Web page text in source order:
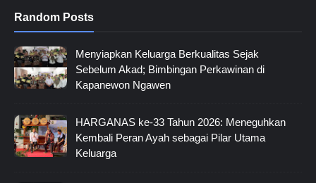
Random Posts
Menyiapkan Keluarga Berkualitas Sejak
Sebelum Akad; Bimbingan Perkawinan di
Kapanewon Ngawen
HARGANAS ke-33 Tahun 2026: Meneguhkan
Kembali Peran Ayah sebagai Pilar Utama
Keluarga